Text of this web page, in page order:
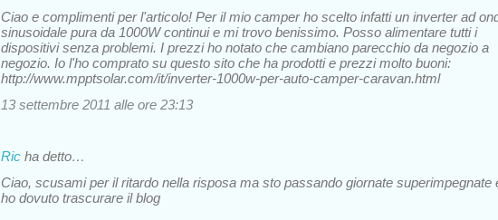
Ciao e complimenti per l'articolo! Per il mio camper ho scelto infatti un inverter ad
sinusoidale pura da 1000W continui e mi trovo benissimo. Posso alimentare tutti i
dispositivi senza problemi. I prezzi ho notato che cambiano parecchio da negozio a
negozio. Io l'ho comprato su questo sito che ha prodotti e prezzi molto buoni:
http://www.mpptsolar.com/it/inverter-1000w-per-auto-camper-caravan.html
13 settembre 2011 alle ore 23:13
Ric ha detto…
Ciao, scusami per il ritardo nella risposa ma sto passando giornate superimpegnate
ho dovuto trascurare il blog